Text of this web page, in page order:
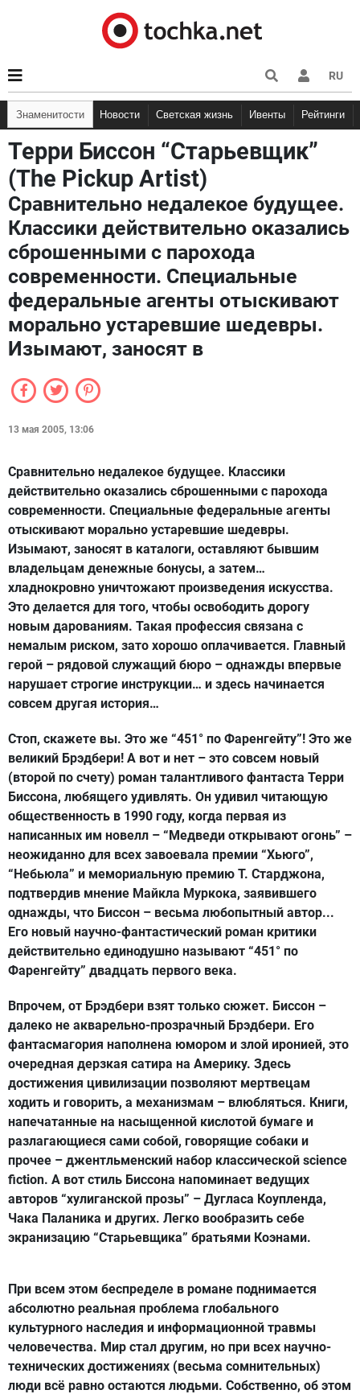
RU
Знаменитости Новости Светская жизнь Ивенты Рейтинги
Терри Биссон “Старьевщик”
(The Pickup Artist)
Сравнительно недалекое будущее.
Классики действительно оказались
сброшенными с парохода
современности. Специальные
федеральные агенты отыскивают
морально устаревшие шедевры.
Изымают, заносят в
13 мая 2005, 13:06
Сравнительно недалекое будущее. Классики
действительно оказались сброшенными с парохода
современности. Специальные федеральные агенты
отыскивают морально устаревшие шедевры.
Изымают, заносят в каталоги, оставляют бывшим
владельцам денежные бонусы, а затем…
хладнокровно уничтожают произведения искусства.
Это делается для того, чтобы освободить дорогу
новым дарованиям. Такая профессия связана с
немалым риском, зато хорошо оплачивается. Главный
герой – рядовой служащий бюро – однажды впервые
нарушает строгие инструкции… и здесь начинается
совсем другая история…
Стоп, скажете вы. Это же “451° по Фаренгейту”! Это же
великий Брэдбери! А вот и нет – это совсем новый
(второй по счету) роман талантливого фантаста Терри
Биссона, любящего удивлять. Он удивил читающую
общественность в 1990 году, когда первая из
написанных им новелл – “Медведи открывают огонь” –
неожиданно для всех завоевала премии “Хьюго”,
“Небьюла” и мемориальную премию Т. Старджона,
подтвердив мнение Майкла Муркока, заявившего
однажды, что Биссон – весьма любопытный автор...
Его новый научно-фантастический роман критики
действительно единодушно называют “451° по
Фаренгейту” двадцать первого века.
Впрочем, от Брэдбери взят только сюжет. Биссон –
далеко не акварельно-прозрачный Брэдбери. Его
фантасмагория наполнена юмором и злой иронией, это
очередная дерзкая сатира на Америку. Здесь
достижения цивилизации позволяют мертвецам
ходить и говорить, а механизмам – влюбляться. Книги,
напечатанные на насыщенной кислотой бумаге и
разлагающиеся сами собой, говорящие собаки и
прочее – джентльменский набор классической science
fiction. А вот стиль Биссона напоминает ведущих
авторов “хулиганской прозы” – Дугласа Коупленда,
Чака Паланика и других. Легко вообразить себе
экранизацию “Старьевщика” братьями Коэнами.
При всем этом беспределе в романе поднимается
абсолютно реальная проблема глобального
культурного наследия и информационной травмы
человечества. Мир стал другим, но при всех научно-
технических достижениях (весьма сомнительных)
люди всё равно остаются людьми. Собственно, об этом